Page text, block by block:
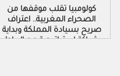
كولومبيا تقلب موقفها من
الصحراء المغربية.. اعتراف
صريح بسيادة المملكة وبداية
شراكة استراتيجية مع الرباط